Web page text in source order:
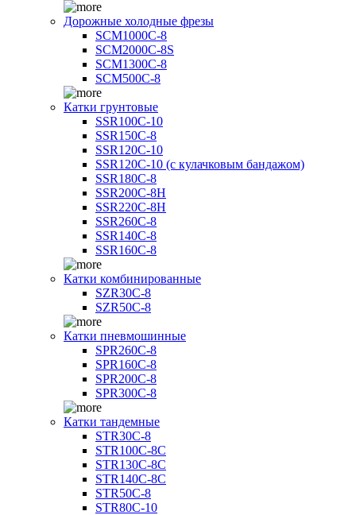
Дорожные холодные фрезы
SCM1000C-8
SCM2000C-8S
SCM1300C-8
SCM500C-8
Катки грунтовые
SSR100C-10
SSR150C-8
SSR120C-10
SSR120C-10 (с кулачковым бандажом)
SSR180C-8
SSR200C-8H
SSR220C-8H
SSR260C-8
SSR140C-8
SSR160C-8
Катки комбинированные
SZR30C-8
SZR50C-8
Катки пневмошинные
SPR260C-8
SPR160C-8
SPR200C-8
SPR300C-8
Катки тандемные
STR30C-8
STR100C-8С
STR130C-8С
STR140C-8С
STR50C-8
STR80C-10